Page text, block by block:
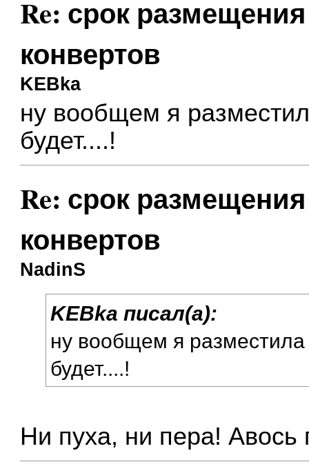
Re: срок
конвертов
KEBka
ну вообщем я
будет....!
Re: срок
конвертов
NadinS
KEBka писал(а):
ну вообщем я разместила
будет....!
Ни пуха, ни пера! Авось